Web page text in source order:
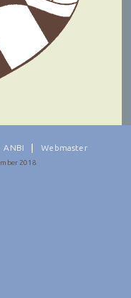
ANBI Webmaster
2018